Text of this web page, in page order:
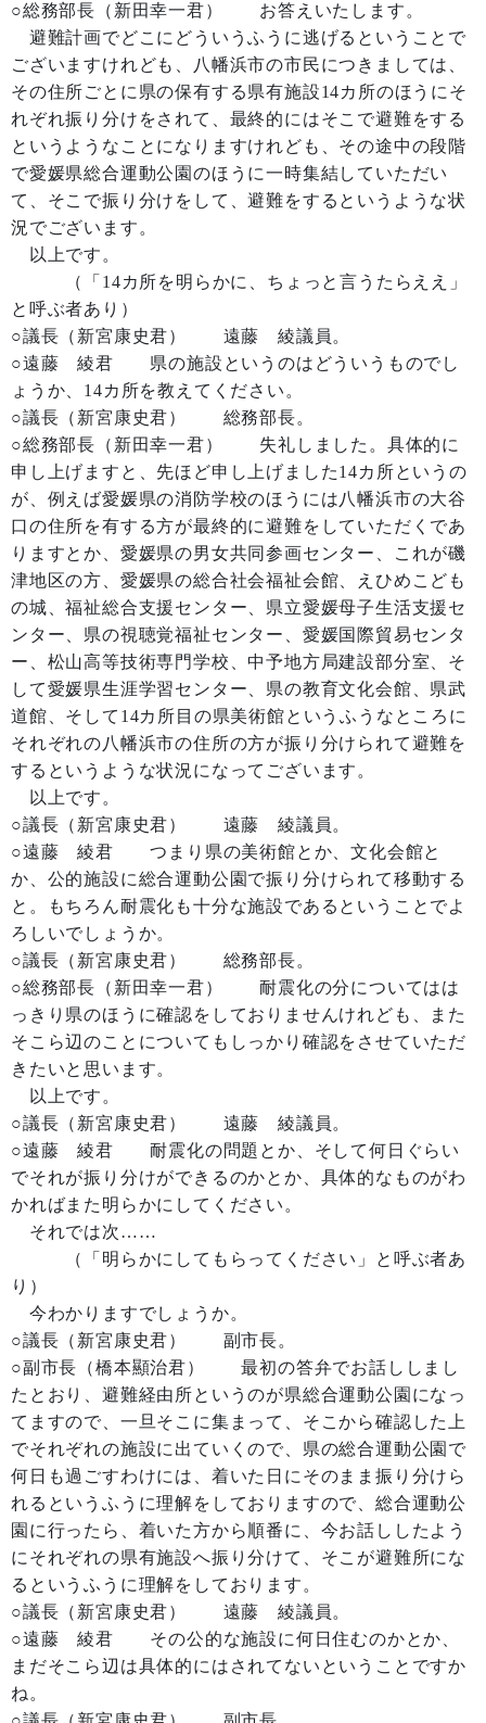
○総務部長（新田幸一君） お答えいたします。
避難計画でどこにどういうふうに逃げるということで
ございますけれども、八幡浜市の市民につきましては、
その住所ごとに県の保有する県有施設14カ所のほうにそ
れぞれ振り分けをされて、最終的にはそこで避難をする
というようなことになりますけれども、その途中の段階
で愛媛県総合運動公園のほうに一時集結していただい
て、そこで振り分けをして、避難をするというような状
況でございます。
以上です。
（「14カ所を明らかに、ちょっと言うたらええ」
と呼ぶ者あり）
○議長（新宮康史君） 遠藤 綾議員。
○遠藤 綾君 県の施設というのはどういうものでし
ょうか、14カ所を教えてください。
○議長（新宮康史君） 総務部長。
○総務部長（新田幸一君） 失礼しました。具体的に
申し上げますと、先ほど申し上げました14カ所というの
が、例えば愛媛県の消防学校のほうには八幡浜市の大谷
口の住所を有する方が最終的に避難をしていただくであ
りますとか、愛媛県の男女共同参画センター、これが磯
津地区の方、愛媛県の総合社会福祉会館、えひめこども
の城、福祉総合支援センター、県立愛媛母子生活支援セ
ンター、県の視聴覚福祉センター、愛媛国際貿易センタ
ー、松山高等技術専門学校、中予地方局建設部分室、そ
して愛媛県生涯学習センター、県の教育文化会館、県武
道館、そして14カ所目の県美術館というふうなところに
それぞれの八幡浜市の住所の方が振り分けられて避難を
するというような状況になってございます。
以上です。
○議長（新宮康史君） 遠藤 綾議員。
○遠藤 綾君 つまり県の美術館とか、文化会館と
か、公的施設に総合運動公園で振り分けられて移動する
と。もちろん耐震化も十分な施設であるということでよ
ろしいでしょうか。
○議長（新宮康史君） 総務部長。
○総務部長（新田幸一君） 耐震化の分についてはは
っきり県のほうに確認をしておりませんけれども、また
そこら辺のことについてもしっかり確認をさせていただ
きたいと思います。
以上です。
○議長（新宮康史君） 遠藤 綾議員。
○遠藤 綾君 耐震化の問題とか、そして何日ぐらい
でそれが振り分けができるのかとか、具体的なものがわ
かればまた明らかにしてください。
それでは次……
（「明らかにしてもらってください」と呼ぶ者あ
り）
今わかりますでしょうか。
○議長（新宮康史君） 副市長。
○副市長（橋本顯治君） 最初の答弁でお話ししまし
たとおり、避難経由所というのが県総合運動公園になっ
てますので、一旦そこに集まって、そこから確認した上
でそれぞれの施設に出ていくので、県の総合運動公園で
何日も過ごすわけには、着いた日にそのまま振り分けら
れるというふうに理解をしておりますので、総合運動公
園に行ったら、着いた方から順番に、今お話ししたよう
にそれぞれの県有施設へ振り分けて、そこが避難所にな
るというふうに理解をしております。
○議長（新宮康史君） 遠藤 綾議員。
○遠藤 綾君 その公的な施設に何日住むのかとか、
まだそこら辺は具体的にはされてないということですか
ね。